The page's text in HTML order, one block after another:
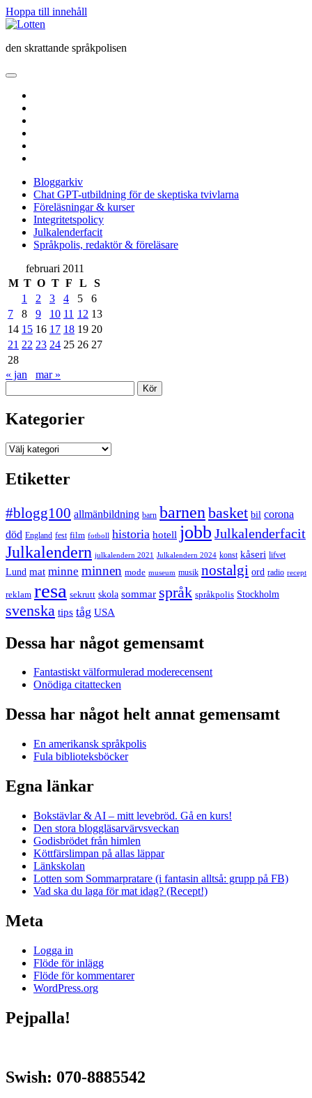
Hoppa till innehåll
Lotten
den skrattande språkpolisen
öppna
meny
Bloggarkiv
Chat GPT-utbildning för de skeptiska tvivlarna
Föreläsningar & kurser
Integritetspolicy
Julkalenderfacit
Språkpolis, redaktör & föreläsare
Sidopanel
februari 2011
M T O T F L
S
1
2 3 4 5
6
7
8 9 10 11 12 13
14 15 16 17 18 19 20
21 22 23 24 25 26 27
28
« jan
mar »
Kategorier
Kategorier
Etiketter
#blogg100 allmänbildning barn barnen basket bil corona
död England fest film fotboll historia hotell jobb Julkalenderfacit
Julkalendern julkalendern 2021 Julkalendern 2024 konst kåseri lifvet
Lund mat minne minnen mode museum musik nostalgi ord radio recept
reklam resa sekrutt skola sommar språk språkpolis Stockholm
svenska tips tåg USA
Dessa har något gemensamt
Fantastiskt välformulerad moderecensent
Onödiga citattecken
Dessa har något helt annat gemensamt
En amerikansk språkpolis
Fula biblioteksböcker
Egna länkar
Bokstävlar & AI – mitt levebröd. Gå en kurs!
Den stora bloggläsarvärvsveckan
Godisbrödet från himlen
Köttfärslimpan på allas läppar
Länkskolan
Lotten som Sommarpratare (i fantasin alltså: grupp på FB)
Vad ska du laga för mat idag? (Recept!)
Meta
Logga in
Flöde för inlägg
Flöde för kommentarer
WordPress.org
Pejpalla!
Swish: 070-8885542